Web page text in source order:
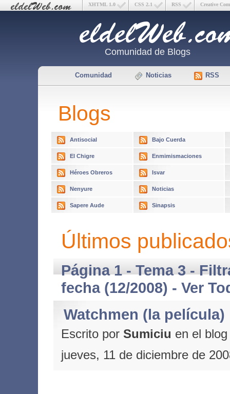
Creative
RSS
CSS 2.1
XHTML 1.0
Comunidad de Blogs
Comunidad Noticias RSS
Blogs
Antisocial Bajo Cuerda
El Chigre Enmimismaciones
Héroes Obreros Isvar
Nenyure Noticias
Sapere Aude Sinapsis
Últimos
Página 1 - Tema 3 -
fecha (12/2008) - Ver
Watchmen (la película)
Escrito por Sumiciu en el
jueves, 11 de diciembre de